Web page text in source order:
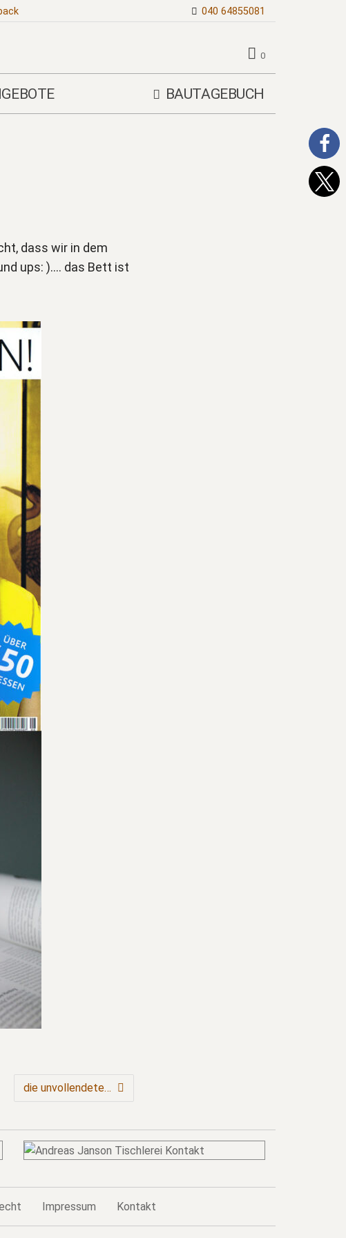
040 64855081
0
BAUTAGEBUCH
dass wir in dem
ups: )…. das Bett ist
die unvollendete…
Impressum Kontakt